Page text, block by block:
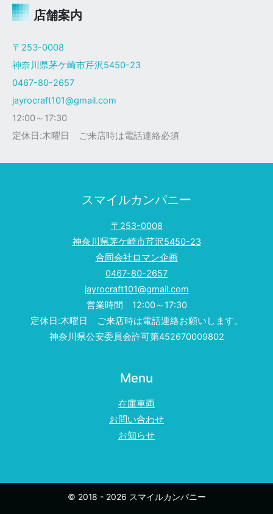
Ｘ
ク
様
店舗案内
〒253-0008
神奈川県茅ケ崎市芹沢5450-23
0467-80-2657
jayrocraft101@gmail.com
12:00～17:30
定休日:木曜日 ご来店時は電話連絡必須
スマイルカンパニー
〒253-0008
神奈川県茅ケ崎市芹沢5450-23
合同会社ロマン企画
0467-80-2657
jayrocraft101@gmail.com
営業時間 12:00～17:30
定休日:木曜日 ご来店時は電話連絡お願いします。
神奈川県公安委員会許可第452670009802
Menu
在庫車両
お問い合わせ
お知らせ
© 2018 - 2026 スマイルカンパニー